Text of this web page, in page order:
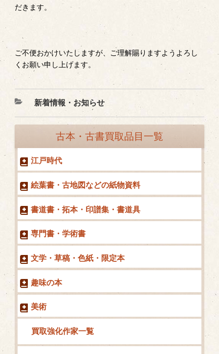
だきます。
ご不便おかけいたしますが、ご理解賜りますようよろし
くお願い申し上げます。
カ
テ
新着情報・お知らせ
古本・古書買取品目一覧
江戸時代
絵葉書・古地図などの紙物資料
書道書・拓本・印譜集・書道具
専門書・学術書
文学・草稿・色紙・限定本
趣味の本
美術
買取強化作家一覧